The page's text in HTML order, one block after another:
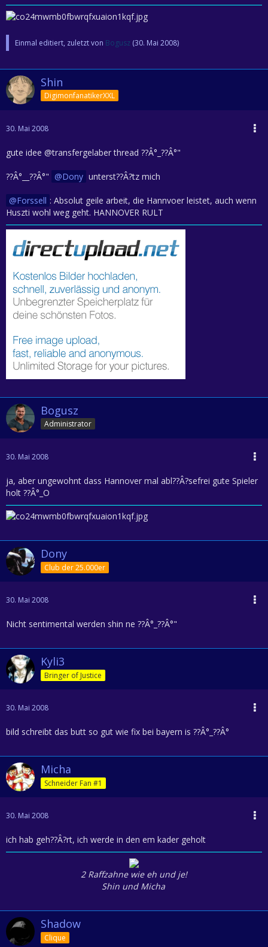
Einmal editiert, zuletzt von Bogusz (30. Mai 2008)
Shin
DigimonfanatikerXXL
30. Mai 2008
gute idee @transfergelaber thread ??Â°_??Â°"
??Â°__??Â°" Dony unterst??Â?tz mich
Forssell : Absolut geile arbeit, die Hannvoer leistet, auch wenn
Huszti wohl weg geht. HANNOVER RULT
Bogusz
Administrator
30. Mai 2008
ja, aber ungewohnt dass Hannover mal abl??Â?sefrei gute Spieler
holt ??Â°_O
Dony
Club der 25.000er
30. Mai 2008
Nicht sentimental werden shin ne ??Â°_??Â°"
Kyli3
Bringer of Justice
30. Mai 2008
bild schreibt das butt so gut wie fix bei bayern is ??Â°_??Â°
Micha
Schneider Fan #1
30. Mai 2008
ich hab geh??Â?rt, ich werde in den em kader geholt
2 Raffzahne wie eh und je!
Shin und Micha
Shadow
Clique